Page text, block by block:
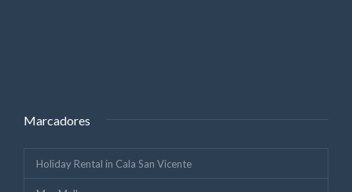
Marcadores
Holiday Rental in Cala San Vicente